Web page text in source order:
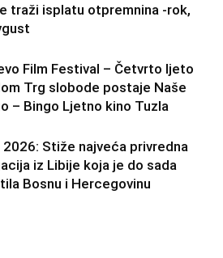
traži isplatu otpremnina -rok,
Film Festival – Četvrto ljeto
Trg slobode postaje Naše
– Bingo Ljetno kino Tuzla
2026: Stiže najveća privredna
iz Libije koja je do sada
Bosnu i Hercegovinu